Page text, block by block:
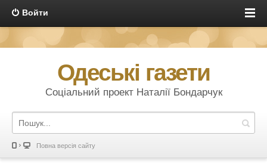
Войти
Одеські газети
Соціальний проект Наталії Бондарчук
Повна версія сайту